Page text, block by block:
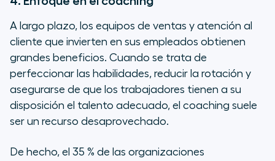
A largo plazo, los equipos de ventas y atención al
cliente que invierten en sus empleados obtienen
grandes beneficios. Cuando se trata de
perfeccionar las habilidades, reducir la rotación y
asegurarse de que los trabajadores tienen a su
disposición el talento adecuado, el coaching suele
ser un recurso desaprovechado.
De hecho, el 35 % de las organizaciones